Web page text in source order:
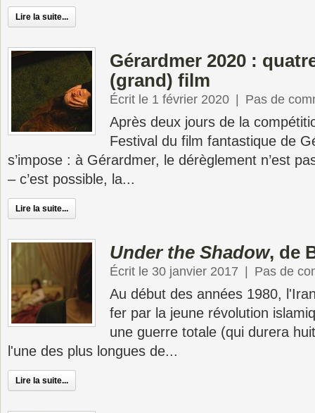
Lire la suite...
Gérardmer 2020 :
(grand) film
Écrit le 1 février 2020 Pas de
Après deux jours de la
Festival du film fantastique de
s’impose : à Gérardmer, le dérèglement n’est
– c’est possible, la...
Lire la suite...
Under the Shadow, de
Écrit le 30 janvier 2017 Pas de
Au début des années 1980,
fer par la jeune révolution
une guerre totale (qui durera
l'une des plus longues de...
Lire la suite...